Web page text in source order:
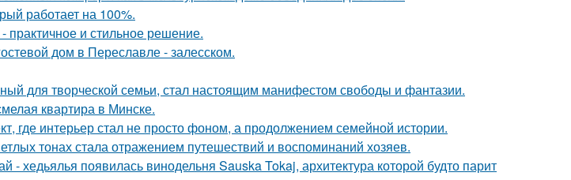
работает на 100%.
практичное и стильное решение.
дом в Переславле - залесском.
для творческой семьи, стал настоящим манифестом свободы и фантазии.
квартира в Минске.
где интерьер стал не просто фоном, а продолжением семейной истории.
тонах стала отражением путешествий и воспоминаний хозяев.
- хедьялья появилась винодельня Sauska Tokaj, архитектура которой будто парит